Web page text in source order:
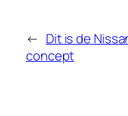
← Dit is de
concept